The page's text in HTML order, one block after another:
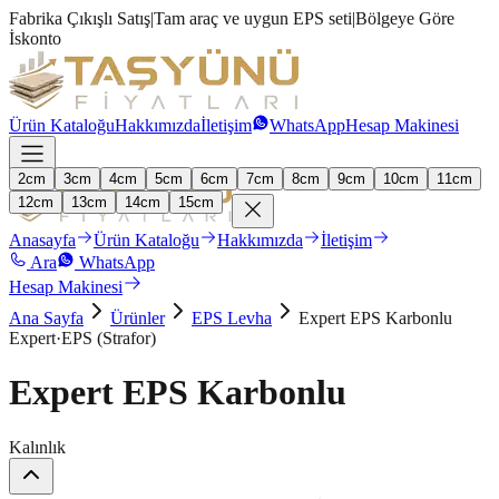
Fabrika Çıkışlı Satış|Tam araç ve uygun EPS seti|Bölgeye Göre
İskonto
Ürün KataloğuHakkımızdaİletişim WhatsAppHesap Makinesi
Anasayfa Ürün Kataloğu Hakkımızda
İletişim
Ara
WhatsApp
Hesap Makinesi
Ana Sayfa
Ürünler EPS Levha
Expert EPS Karbonlu
Expert·EPS (Strafor)
Expert EPS Karbonlu
Kalınlık
2cm 3cm 4cm 5cm 6cm 7cm 8cm 9cm 10cm 11 cm
12cm 13cm 14cm 15cm